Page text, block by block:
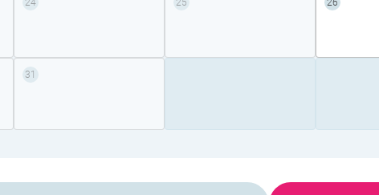
24 25 26
31